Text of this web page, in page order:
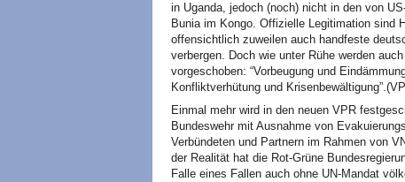
in Uganda, jedoch (noch) nicht in den von
Bunia im Kongo. Offizielle Legitimation sind
offensichtlich zuweilen auch handfeste
verbergen. Doch wie unter Rühe werden
vorgeschoben: “Vorbeugung und
Konfliktverhütung und
Einmal mehr wird in den neuen VPR
Bundeswehr mit Ausnahme von
Verbündeten und Partnern im Rahmen von
der Realität hat die Rot-Grüne
Falle eines Fallen auch ohne UN-Mandat